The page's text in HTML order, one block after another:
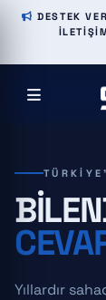
DESTEK
Yıllardır